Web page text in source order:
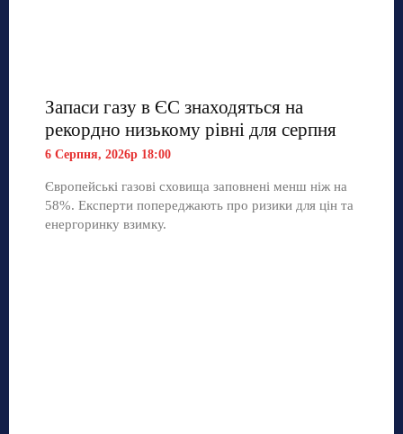
Запаси газу в ЄС знаходяться на
рекордно низькому рівні для серпня
6 Серпня, 2026р 18:00
Європейські газові сховища заповнені менш ніж на
58%. Експерти попереджають про ризики для цін та
енергоринку взимку.